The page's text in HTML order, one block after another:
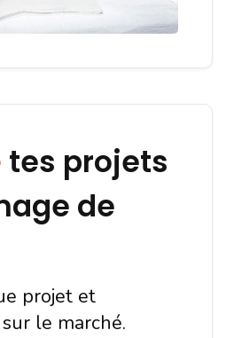
tes projets
de
projet et
le marché.